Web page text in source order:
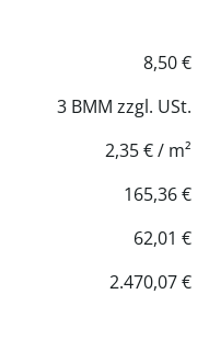
8,50 €
3 BMM zzgl. USt.
2,35 € / m²
165,36 €
62,01 €
2.470,07 €